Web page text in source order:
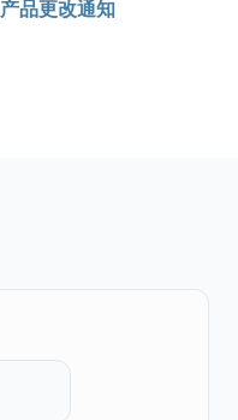
产品更改通知